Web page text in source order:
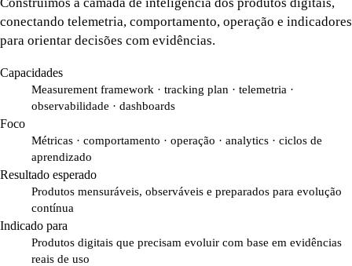
conectando telemetria, comportamento, operação e indicadores
para orientar decisões com evidências.
Capacidades
Measurement framework · tracking plan · telemetria ·
observabilidade · dashboards
Foco
Métricas · comportamento · operação · analytics · ciclos de
aprendizado
Resultado esperado
Produtos mensuráveis, observáveis e preparados para evolução
contínua
Indicado para
Produtos digitais que precisam evoluir com base em evidências
reais de uso